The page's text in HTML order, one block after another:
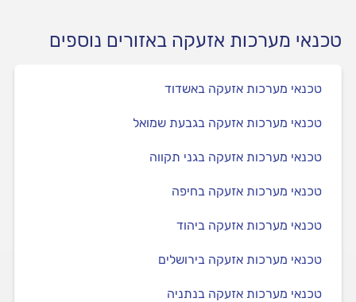
טכנאי מערכות אזעקה באזורים נוספים
טכנאי מערכות אזעקה באשדוד
טכנאי מערכות אזעקה בגבעת שמואל
טכנאי מערכות אזעקה בגני תקווה
טכנאי מערכות אזעקה בחיפה
טכנאי מערכות אזעקה ביהוד
טכנאי מערכות אזעקה בירושלים
טכנאי מערכות אזעקה בנתניה